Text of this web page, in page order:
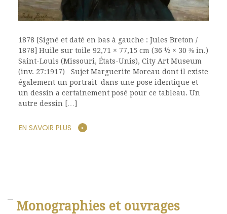
1878 [Signé et daté en bas à gauche : Jules Breton /
1878] Huile sur toile 92,71 × 77,15 cm (36 ½ × 30 ⅜ in.)
Saint-Louis (Missouri, États-Unis), City Art Museum
(inv. 27:1917) Sujet Marguerite Moreau dont il existe
également un portrait dans une pose identique et
un dessin a certainement posé pour ce tableau. Un
autre dessin […]
EN SAVOIR PLUS
Monographies et ouvrages